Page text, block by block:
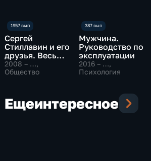
Сергей
Стиллавин и его
друзья. Весь
эфир
2008 – …,
Общество
Мужчина.
Руководство по
эксплуатации
2016 – …,
Психология
Ещеинтересное